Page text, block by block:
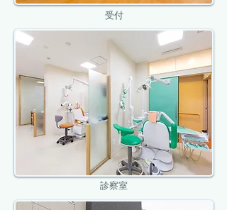
受付
診察室